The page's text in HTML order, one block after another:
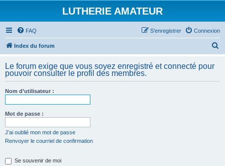
LUTHERIE AMATEUR
FAQ Connexion
S’enregistrer
Index du forum
h
Le forum exige que vous soyez enregistré et connecté pour
pouvoir consulter le profil des membres.
Nom d’utilisateur :
Mot de passe :
J’ai oublié mon mot de passe
Renvoyer le courriel de confirmation
Se souvenir de moi